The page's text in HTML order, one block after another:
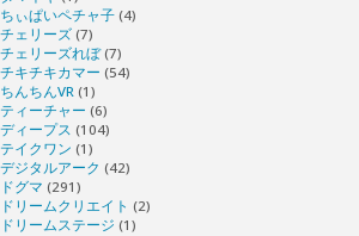
ちぃぱいペチャ子 (4)
チェリーズ (7)
チェリーズれぼ(7)
チキチキカマー (54)
ちんちんVR (1)
ティーチャー (6)
ディープス (104)
テイクワン (1)
デジタルアーク (42)
ドグマ (291)
ドリームクリエイト (2)
ドリームステージ (1)